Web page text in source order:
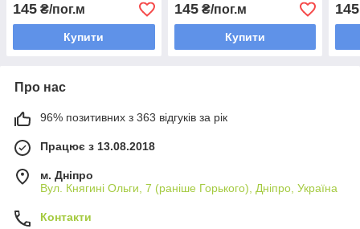
145 ₴/пог.м
Купити
145₴/пог.м
Купити
145
Про нас
96% позитивних з 363 відгуків за рік
Працює з 13.08.2018
м. Дніпро
Вул. Княгині Ольги, 7 (раніше Горького), Дніпро, Україна
Контакти